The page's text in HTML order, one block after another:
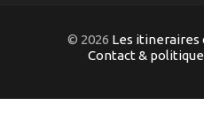
© 2026 Les itineraires
Contact &